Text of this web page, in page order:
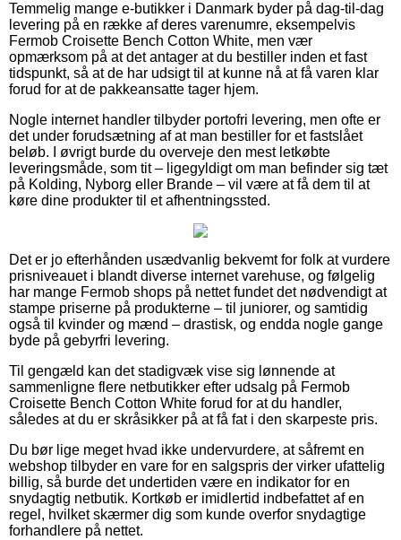
Temmelig mange e-butikker i Danmark byder på dag-til-dag
levering på en række af deres varenumre, eksempelvis
Fermob Croisette Bench Cotton White, men vær
opmærksom på at det antager at du bestiller inden et fast
tidspunkt, så at de har udsigt til at kunne nå at få varen klar
forud for at de pakkeansatte tager hjem.
Nogle internet handler tilbyder portofri levering, men ofte er
det under forudsætning af at man bestiller for et fastslået
beløb. I øvrigt burde du overveje den mest letkøbte
leveringsmåde, som tit – ligegyldigt om man befinder sig tæt
på Kolding, Nyborg eller Brande – vil være at få dem til at
køre dine produkter til et afhentningssted.
Det er jo efterhånden usædvanlig bekvemt for folk at vurdere
prisniveauet i blandt diverse internet varehuse, og følgelig
har mange Fermob shops på nettet fundet det nødvendigt at
stampe priserne på produkterne – til juniorer, og samtidig
også til kvinder og mænd – drastisk, og endda nogle gange
byde på gebyrfri levering.
Til gengæld kan det stadigvæk vise sig lønnende at
sammenligne flere netbutikker efter udsalg på Fermob
Croisette Bench Cotton White forud for at du handler,
således at du er skråsikker på at få fat i den skarpeste pris.
Du bør lige meget hvad ikke undervurdere, at såfremt en
webshop tilbyder en vare for en salgspris der virker ufattelig
billig, så burde det undertiden være en indikator for en
snydagtig netbutik. Kortkøb er imidlertid indbefattet af en
regel, hvilket skærmer dig som kunde overfor snydagtige
forhandlere på nettet.